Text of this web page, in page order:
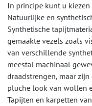
In principe kunt u
Natuurlijke en
Synthetische
gemaakte vezels zoals
van verschillende
meestal machinaal
draadstrengen, maar
pluche look van wollen
Tapijten en karpetten